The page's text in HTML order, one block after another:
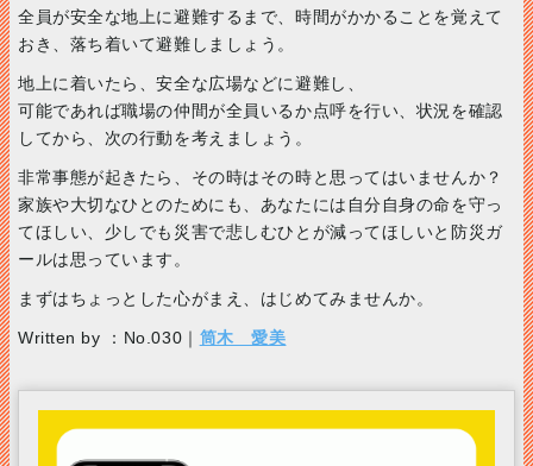
全員が安全な地上に避難するまで、時間がかかることを覚えて
おき、落ち着いて避難しましょう。
地上に着いたら、安全な広場などに避難し、
可能であれば職場の仲間が全員いるか点呼を行い、状況を確認
してから、次の行動を考えましょう。
非常事態が起きたら、その時はその時と思ってはいませんか？
家族や大切なひとのためにも、あなたには自分自身の命を守っ
てほしい、少しでも災害で悲しむひとが減ってほしいと防災ガ
ールは思っています。
まずはちょっとした心がまえ、はじめてみませんか。
Written by ：No.030｜ 筒木 愛美